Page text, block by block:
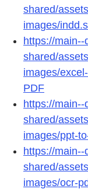
shared/
images/
https://
shared/
images/
PDF
https://
shared/
images/ppt-
https://
shared/
images/ocr-